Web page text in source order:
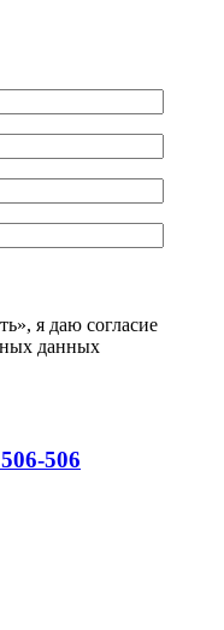
я даю согласие
данных
506